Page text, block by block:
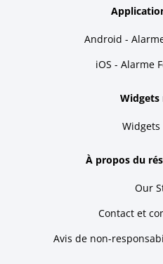
Android -
iOS - Alarme
Widgets
À propos du
Our
Contact et
Avis de non-